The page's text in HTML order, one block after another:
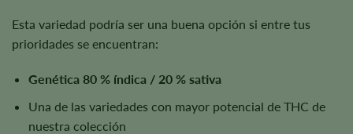
Esta variedad podría ser una buena opción si entre tus
prioridades se encuentran:
Genética 80 % índica / 20 % sativa
Una de las variedades con mayor potencial de THC de
nuestra colección